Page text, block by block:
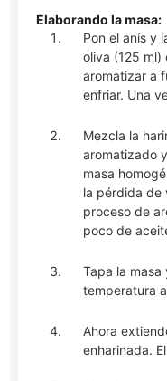
Elaborando la masa:
Pon el anís y
oliva (125 ml)
aromatizar a
enfriar. Una
Mezcla la
aromatizado
masa
la pérdida de
proceso de
poco de
Tapa la masa
temperatura
Ahora
enharinada.